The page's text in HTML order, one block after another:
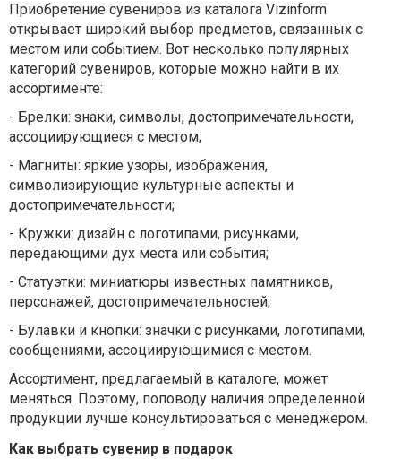
Приобретение сувениров из каталога Vizinform
открывает широкий выбор предметов, связанных с
местом или событием. Вот несколько популярных
категорий сувениров, которые можно найти в их
ассортименте:
- Брелки: знаки, символы, достопримечательности,
ассоциирующиеся с местом;
- Магниты: яркие узоры, изображения,
символизирующие культурные аспекты и
достопримечательности;
- Кружки: дизайн с логотипами, рисунками,
передающими дух места или события;
- Статуэтки: миниатюры известных памятников,
персонажей, достопримечательностей;
- Булавки и кнопки: значки с рисунками, логотипами,
сообщениями, ассоциирующимися с местом.
Ассортимент, предлагаемый в каталоге, может
меняться. Поэтому, поповоду наличия определенной
продукции лучше консультироваться с менеджером.
Как выбрать сувенир в подарок